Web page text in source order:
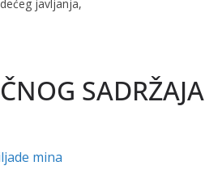
javljanja,
SADRŽAJA
mina